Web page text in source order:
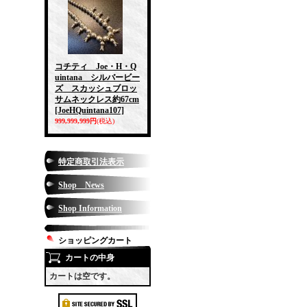
コチティ Joe・H・Q
uintana シルバービー
ズ スカッシュブロッ
サムネックレス約67cm
[JoeHQuintana107]
999,999,999円(税込)
特定商取引法表示
Shop News
Shop Information
ショッピングカート
カートの中身
カートは空です。